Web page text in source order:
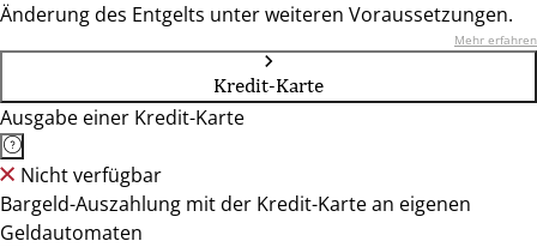
Änderung des Entgelts unter weiteren Voraussetzungen.
Mehr erfahren
Kredit-Karte
Ausgabe einer Kredit-Karte
Nicht verfügbar
Bargeld-Auszahlung mit der Kredit-Karte an eigenen
Geldautomaten